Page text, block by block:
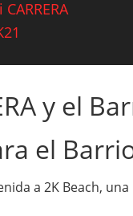
y el
el
a 2K Beach,